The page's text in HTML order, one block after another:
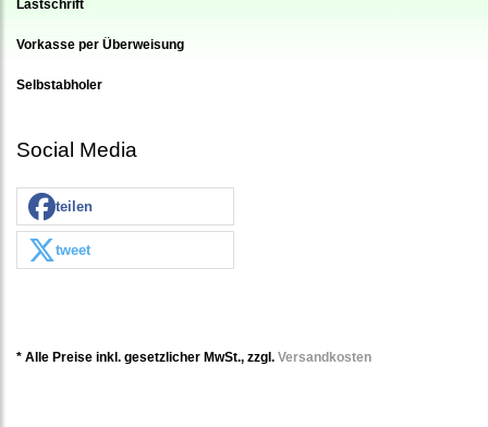
Lastschrift
Vorkasse per Überweisung
Selbstabholer
Social Media
teilen
tweet
* Alle Preise inkl. gesetzlicher MwSt., zzgl. Versandkosten